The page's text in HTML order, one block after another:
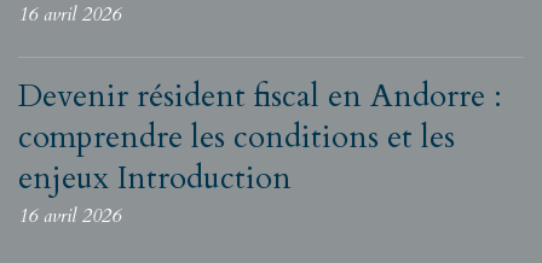
16 avril 2026
Devenir résident fiscal en Andorre :
comprendre les conditions et les
enjeux Introduction
16 avril 2026